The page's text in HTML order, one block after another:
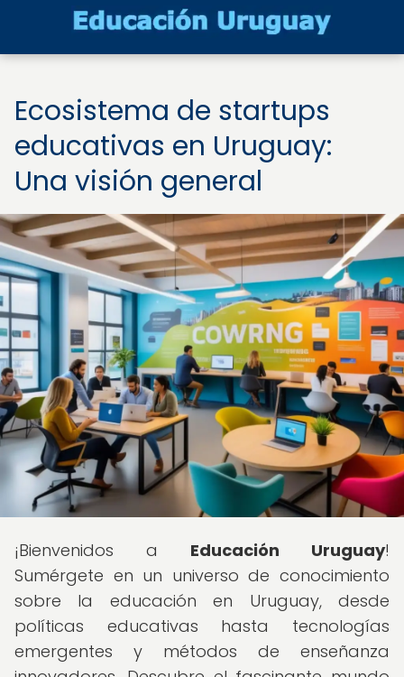
Ecosistema de startups
educativas en Uruguay:
Una visión general
¡Bienvenidos a Educación Uruguay!
Sumérgete en un universo de conocimiento
sobre la educación en Uruguay, desde
políticas educativas hasta tecnologías
emergentes y métodos de enseñanza